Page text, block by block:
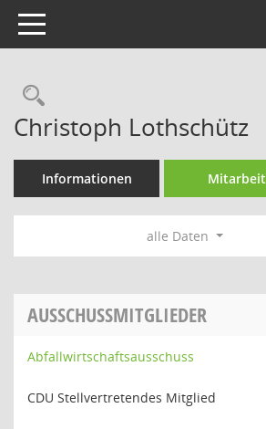
Toggle navigation
Rechercheauswahl
Christoph Lothschütz
Informationen Mitarbeit
alle Daten
AUSSCHUSSMITGLIEDER
Abfallwirtschaftsausschuss
CDU Stellvertretendes Mitglied